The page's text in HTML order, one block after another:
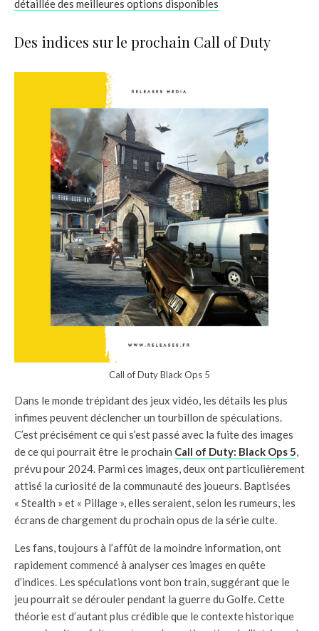
détaillée des meilleures options disponibles
Des indices sur le prochain Call of Duty
Call of Duty Black Ops 5
Dans le monde trépidant des jeux vidéo, les détails les plus
infimes peuvent déclencher un tourbillon de spéculations.
C’est précisément ce qui s’est passé avec la fuite des images
de ce qui pourrait être le prochain Call of Duty: Black Ops 5,
prévu pour 2024. Parmi ces images, deux ont particulièrement
attisé la curiosité de la communauté des joueurs. Baptisées
« Stealth » et « Pillage », elles seraient, selon les rumeurs, les
écrans de chargement du prochain opus de la série culte.
Les fans, toujours à l’affût de la moindre information, ont
rapidement commencé à analyser ces images en quête
d’indices. Les spéculations vont bon train, suggérant que le
jeu pourrait se dérouler pendant la guerre du Golfe. Cette
théorie est d’autant plus crédible que le contexte historique